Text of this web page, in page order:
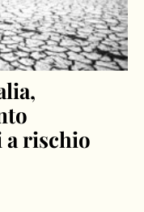
a rischio